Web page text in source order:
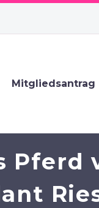
Mitgliedsantrag
Pferd